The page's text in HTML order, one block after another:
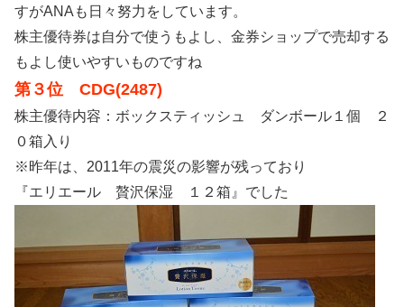
すがANAも日々努力をしています。
株主優待券は自分で使うもよし、金券ショップで売却する
もよし使いやすいものですね
第３位 CDG(2487)
株主優待内容：ボックスティッシュ ダンボール１個 ２
０箱入り
※昨年は、2011年の震災の影響が残っており
『エリエール 贅沢保湿 １２箱』でした